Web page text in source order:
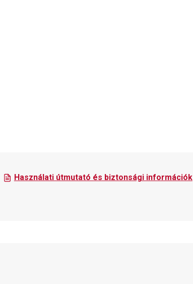
Használati útmutató és biztonsági információk